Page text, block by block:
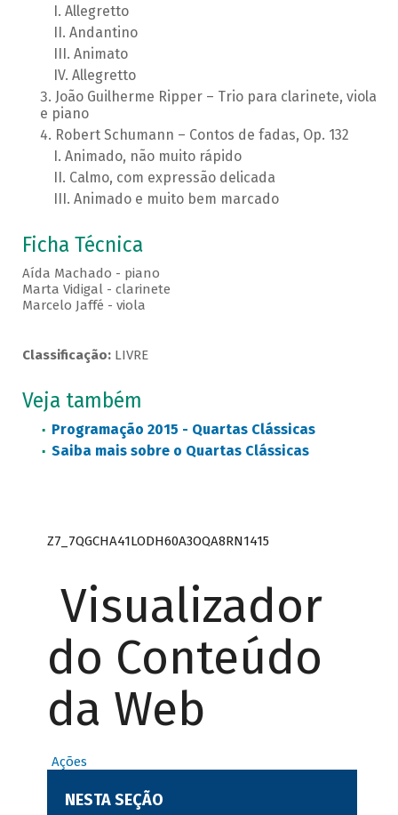
Allegretto
Andantino
Animato
Allegretto
João Guilherme Ripper – Trio para clarinete, viola
e piano
Robert Schumann – Contos de fadas, Op. 132
Animado, não muito rápido
Calmo, com expressão delicada
Animado e muito bem marcado
Ficha Técnica
Aída Machado - piano
Marta Vidigal - clarinete
Marcelo Jaffé - viola
Classificação:LIVRE
Veja também
Programação 2015 - Quartas Clássicas
Saiba mais sobre o Quartas Clássicas
Z7_7QGCHA41LODH60A3OQA8RN1415
Visualizador
do Conteúdo
da Web
Ações
NESTA SEÇÃO